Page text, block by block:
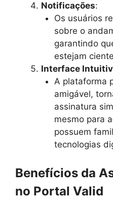
Notificações:
Os usuários
sobre o
garantindo
estejam
Interface
A plataforma
amigável,
assinatura
mesmo para
possuem
tecnologias
Benefícios da
no Portal Valid